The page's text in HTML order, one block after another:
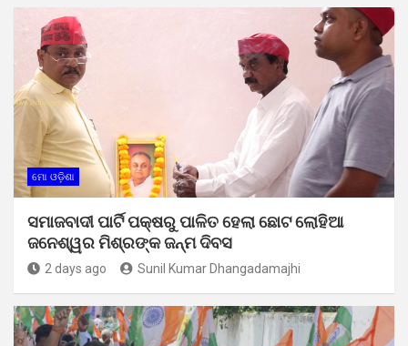
ମୋ ଓଡ଼ିଶା
ସମାଜବାଦୀ ପାର୍ଟି ପକ୍ଷରୁ ପାଳିତ ହେଲା ଛୋଟ ଲୋହିଆ
ଜନେଶ୍ୱର ମିଶ୍ରଙ୍କ ଜନ୍ମ ଦିବସ
2 days ago Sunil Kumar Dhangadamajhi